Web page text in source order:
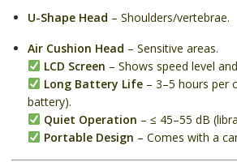
U-Shape Head – Shoulders/vertebrae.
Air Cushion Head – Sensitive areas.
LCD Screen – Shows speed level
Long Battery Life– 3–5 hours per
battery).
Quiet Operation – ≤ 45–55 dB
Portable Design – Comes with a